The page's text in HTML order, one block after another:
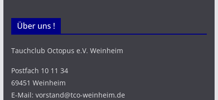
Über uns !
Tauchclub Octopus e.V. Weinheim
Postfach 10 11 34
69451 Weinheim
E-Mail: vorstand@tco-weinheim.de